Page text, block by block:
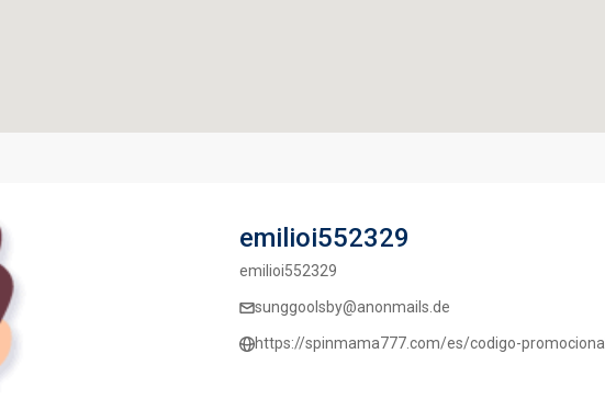
emilioi552329
emilioi552329
sunggoolsby@anonmails.de
https://spinmama777.com/es/codigo-promocional